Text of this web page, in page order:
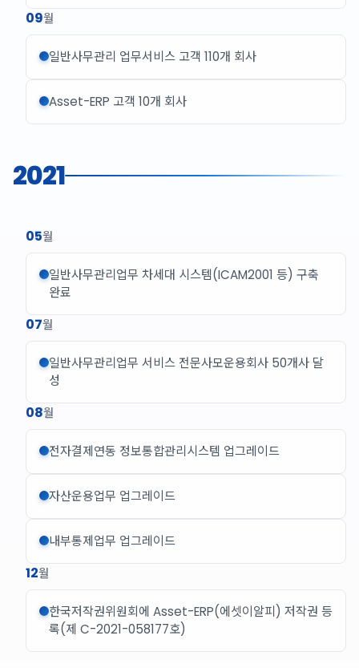
09월
일반사무관리 업무서비스 고객 110개 회사
Asset-ERP 고객 10개 회사
2021
05월
일반사무관리업무 차세대 시스템(ICAM2001 등) 구축
완료
07월
일반사무관리업무 서비스 전문사모운용회사 50개사 달
성
08월
전자결제연동 정보통합관리시스템 업그레이드
자산운용업무 업그레이드
내부통제업무 업그레이드
12월
한국저작권위원회에 Asset-ERP(에셋이알피) 저작권 등
록(제 C-2021-058177호)